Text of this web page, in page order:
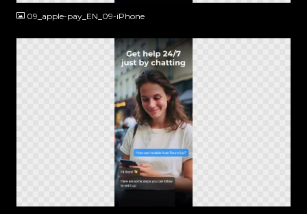
09_apple-pay_EN_09-iPhone